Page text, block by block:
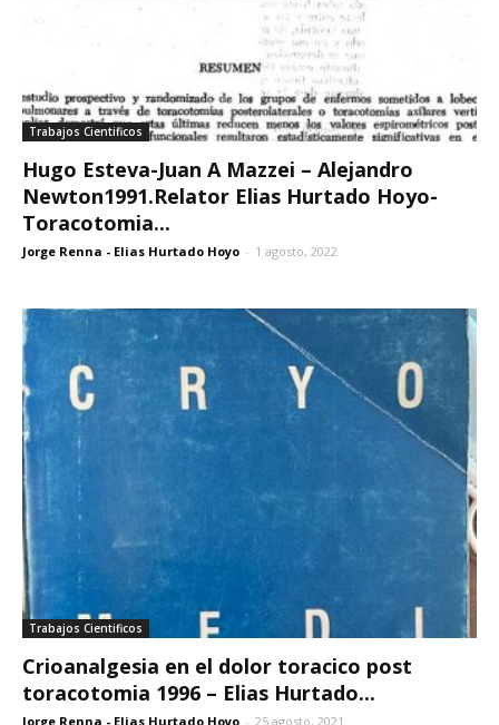
Trabajos Cientificos
Hugo Esteva-Juan A Mazzei – Alejandro
Newton1991.Relator Elias Hurtado Hoyo-
Toracotomia...
Jorge Renna - Elias Hurtado Hoyo - 1 agosto, 2022
Trabajos Cientificos
Crioanalgesia en el dolor toracico post
toracotomia 1996 – Elias Hurtado...
Jorge Renna - Elias Hurtado Hoyo - 25 agosto, 2021